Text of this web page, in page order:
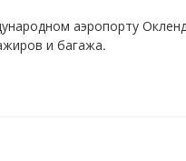
аэропорту
и багажа.